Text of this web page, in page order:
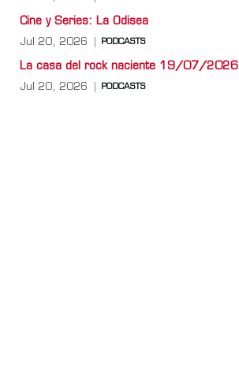
Cine y Series: La Odisea
Jul 20, 2026 PODCASTS
La casa del rock naciente 19/07/2026
Jul 20, 2026 PODCASTS